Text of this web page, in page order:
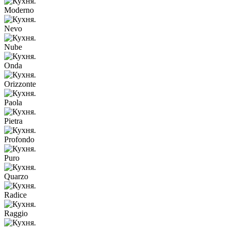
Moderno
Nevo
Nube
Onda
Orizzonte
Paola
Pietra
Profondo
Puro
Quarzo
Radice
Raggio